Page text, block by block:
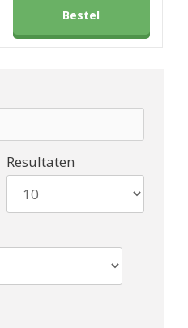
Bestel
Resultaten